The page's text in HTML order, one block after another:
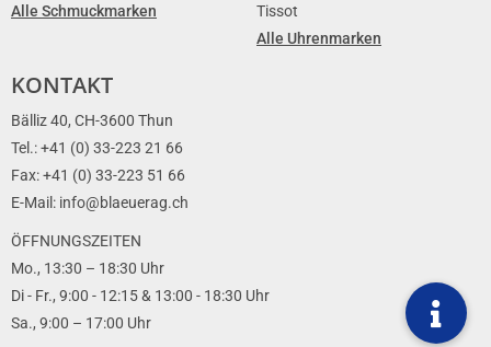
Alle Schmuckmarken
Tissot
Alle Uhrenmarken
KONTAKT
Bälliz 40, CH-3600 Thun
Tel.: +41 (0) 33-223 21 66
Fax: +41 (0) 33-223 51 66
E-Mail: info@blaeuerag.ch
ÖFFNUNGSZEITEN
Mo., 13:30 – 18:30 Uhr
Di - Fr., 9:00 - 12:15 & 13:00 - 18:30 Uhr
Sa., 9:00 – 17:00 Uhr